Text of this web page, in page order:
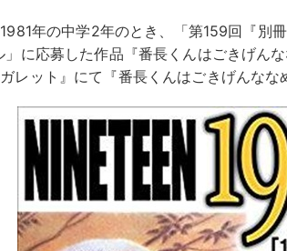
年の中学2年のとき、「第159回『別
に応募した作品『番長くんはごきげんな
レット』にて『番長くんはごきげんなな